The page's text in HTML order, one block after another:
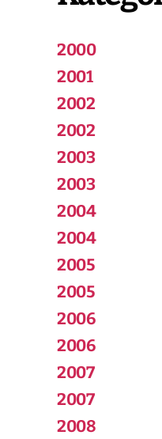
2000
2001
2002
2002
2003
2003
2004
2004
2005
2005
2006
2006
2007
2007
2008